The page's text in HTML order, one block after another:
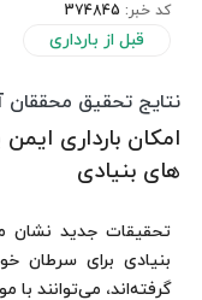
کد خبر: 374845
قبل از بارداری
نتایج تحقیق محققان
امکان بارداری
های بنیادی
تحقیقات جدید نشان
بنیادی برای سرطان
گرفته‌اند، می‌توانند با